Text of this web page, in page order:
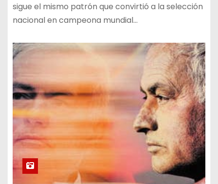
sigue el mismo patrón que convirtió a la selección
nacional en campeona mundial…